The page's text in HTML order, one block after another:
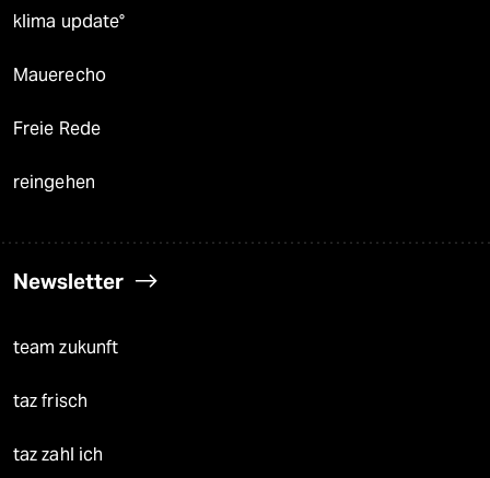
klima update°
Mauerecho
Freie Rede
reingehen
Newsletter
team zukunft
taz frisch
taz zahl ich